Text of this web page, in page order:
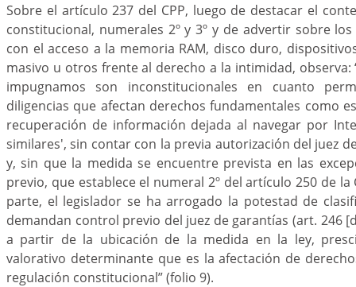
Sobre el artículo 237 del CPP, luego de destacar el
constitucional, numerales 2º y 3º y de advertir sobre
con el acceso a la memoria RAM, disco duro,
masivo u otros frente al derecho a la intimidad, observa:
impugnamos son inconstitucionales en cuanto
diligencias que afectan derechos fundamentales como
recuperación de información dejada al navegar por
similares', sin contar con la previa autorización del juez
y, sin que la medida se encuentre prevista en las
previo, que establece el numeral 2º del artículo 250 de
parte, el legislador se ha arrogado la potestad de
demandan control previo del juez de garantías (art. 246
a partir de la ubicación de la medida en la ley,
valorativo determinante que es la afectación de
regulación constitucional” (folio 9).